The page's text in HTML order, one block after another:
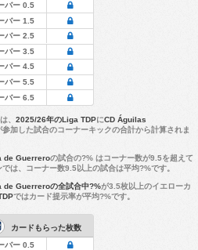
バー 0.5
バー 1.5
バー 2.5
バー 3.5
バー 4.5
バー 5.5
バー 6.5
、 2025/26年のLiga TDPにCD Águilas
参加した試合のコーナーキックの合計から計算されま
de Guerreroの試合の?% はコーナー数が9.5を超えて
は、コーナー数9.5以上の試合は平均?%です。
Guerreroの全試合中?%が3.5枚以上のイエローカ
ではカード提示率が平均?%です。
カードもらった枚数
バー 0.5